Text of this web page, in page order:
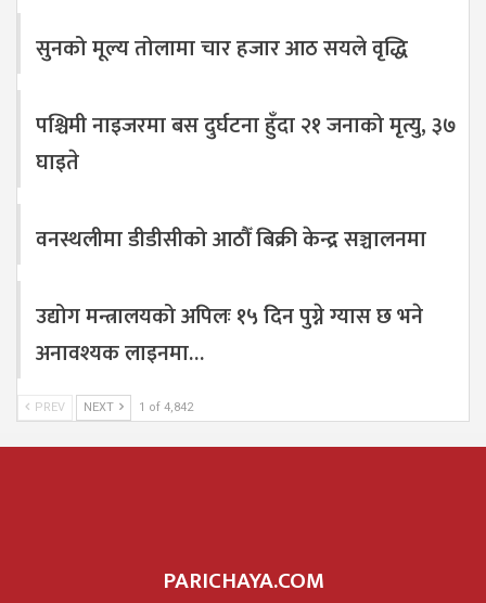
सुनको मूल्य तोलामा चार हजार आठ सयले वृद्धि
पश्चिमी नाइजरमा बस दुर्घटना हुँदा २१ जनाको मृत्यु, ३७
घाइते
वनस्थलीमा डीडीसीको आठौँ बिक्री केन्द्र सञ्चालनमा
उद्योग मन्त्रालयको अपिलः १५ दिन पुग्ने ग्यास छ भने
अनावश्यक लाइनमा…
PREV NEXT 1 of 4,842
PARICHAYA.COM